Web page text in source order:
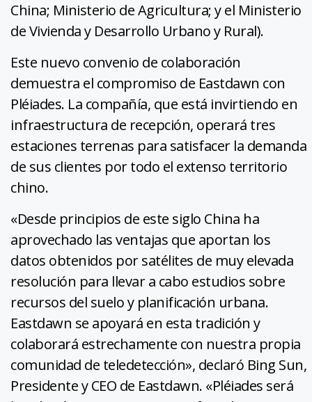
China; Ministerio de Agricultura; y el Ministerio
de Vivienda y Desarrollo Urbano y Rural).
Este nuevo convenio de colaboración
demuestra el compromiso de Eastdawn con
Pléiades. La compañía, que está invirtiendo en
infraestructura de recepción, operará tres
estaciones terrenas para satisfacer la demanda
de sus clientes por todo el extenso territorio
chino.
«Desde principios de este siglo China ha
aprovechado las ventajas que aportan los
datos obtenidos por satélites de muy elevada
resolución para llevar a cabo estudios sobre
recursos del suelo y planificación urbana.
Eastdawn se apoyará en esta tradición y
colaborará estrechamente con nuestra propia
comunidad de teledetección», declaró Bing Sun,
Presidente y CEO de Eastdawn. «Pléiades será